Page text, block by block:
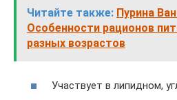
Читайте также: Пурина
Особенности рационов
разных возрастов
Участвует в липидном,